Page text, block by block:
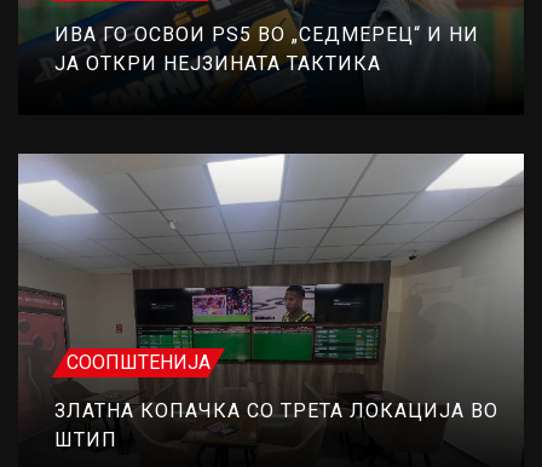
ИВА ГО ОСВОИ PS5 ВО „СЕДМЕРЕЦ“ И НИ
ЈА ОТКРИ НЕЈЗИНАТА ТАКТИКА
СООПШТЕНИЈА
ЗЛАТНА КОПАЧКА СО ТРЕТА ЛОКАЦИЈА ВО
ШТИП